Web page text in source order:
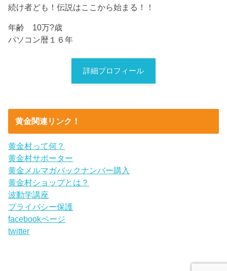
続け者ども！伝説はここから始まる！！
年齢 10万?歳
パソコン暦１６年
詳細プロフィール
黄金関連リンク！
黄金村って何？
黄金村サポーター
黄金メルマガバックナンバー購入
黄金村ショップとは？
波動学講座
プライバシー保護
facebookページ
twitter